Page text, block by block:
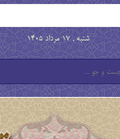
شنبه , 17 مرداد 1405